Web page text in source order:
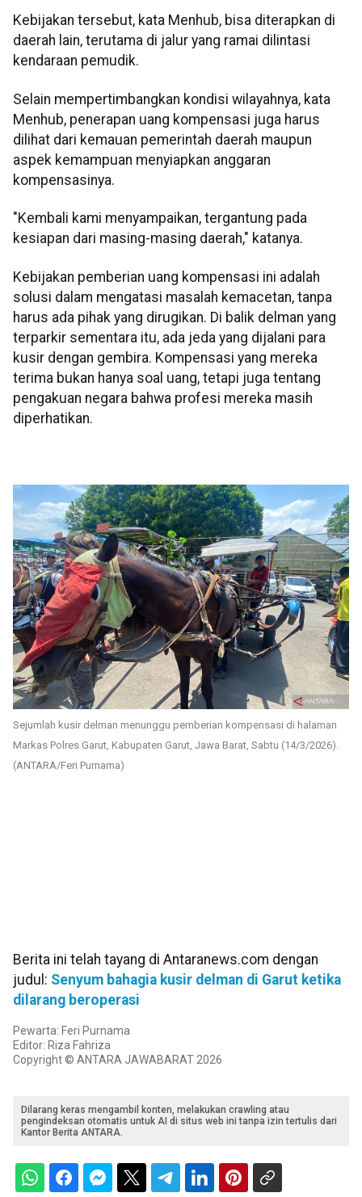
Kebijakan tersebut, kata Menhub, bisa diterapkan di
daerah lain, terutama di jalur yang ramai dilintasi
kendaraan pemudik.
Selain mempertimbangkan kondisi wilayahnya, kata
Menhub, penerapan uang kompensasi juga harus
dilihat dari kemauan pemerintah daerah maupun
aspek kemampuan menyiapkan anggaran
kompensasinya.
"Kembali kami menyampaikan, tergantung pada
kesiapan dari masing-masing daerah," katanya.
Kebijakan pemberian uang kompensasi ini adalah
solusi dalam mengatasi masalah kemacetan, tanpa
harus ada pihak yang dirugikan. Di balik delman yang
terparkir sementara itu, ada jeda yang dijalani para
kusir dengan gembira. Kompensasi yang mereka
terima bukan hanya soal uang, tetapi juga tentang
pengakuan negara bahwa profesi mereka masih
diperhatikan.
Sejumlah kusir delman menunggu pemberian kompensasi di halaman
Markas Polres Garut, Kabupaten Garut, Jawa Barat, Sabtu (14/3/2026).
(ANTARA/Feri Purnama)
Berita ini telah tayang di Antaranews.com dengan
judul: Senyum bahagia kusir delman di Garut ketika
dilarang beroperasi
Pewarta: Feri Purnama
Editor: Riza Fahriza
Copyright © ANTARA JAWABARAT 2026
Dilarang keras mengambil konten, melakukan crawling atau
pengindeksan otomatis untuk AI di situs web ini tanpa izin tertulis dari
Kantor Berita ANTARA.